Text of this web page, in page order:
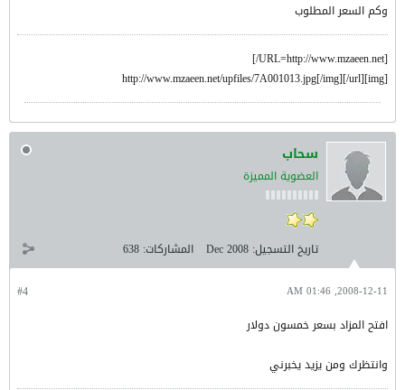
وكم السعر المطلوب
[URL=http://www.mzaeen.net/]
[img]http://www.mzaeen.net/upfiles/7A001013.jpg[/img][/url]
سحاب
العضوية المميزة
تاريخ التسجيل: Dec 2008 المشاركات: 638
#4 2008-12-11, 01:46 AM
افتح المزاد بسعر خمسون دولار
وانتظرك ومن يزيد يخبرني